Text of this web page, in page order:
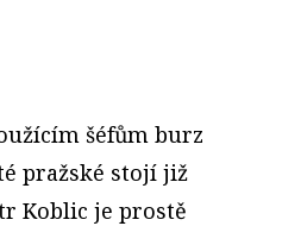
šéfům burz
pražské stojí již
Koblic je prostě